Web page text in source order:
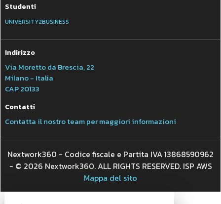
Studenti
UNIVERSITY2BUSINESS
Indirizzo
Via Moretto da Brescia, 22
Milano - Italia
CAP 20133
Contatti
Contatta il nostro team per maggiori informazioni
Nextwork360 - Codice fiscale e Partita IVA 13868590962
- © 2026 Nextwork360. ALL RIGHTS RESERVED. ISP AWS
Mappa del sito